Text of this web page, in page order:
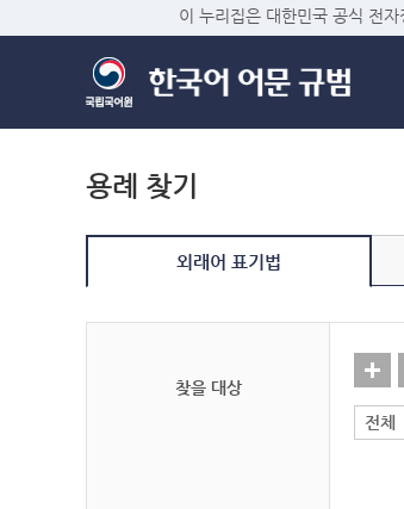
이 누리집은 대한민국 공식 전자
용례 찾기
외래어 표기법
찾을 대상